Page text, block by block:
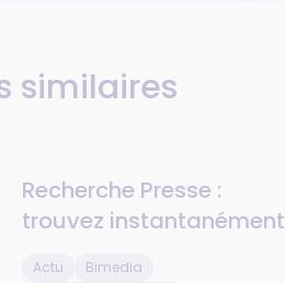
similaires
Recherche Presse :
trouvez instantanément
Actu
Bimedia